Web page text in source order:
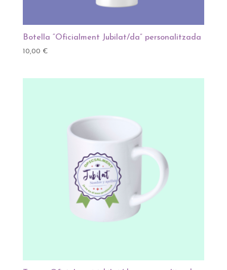
Botella “Oficialment Jubilat/da” personalitzada
10,00 €